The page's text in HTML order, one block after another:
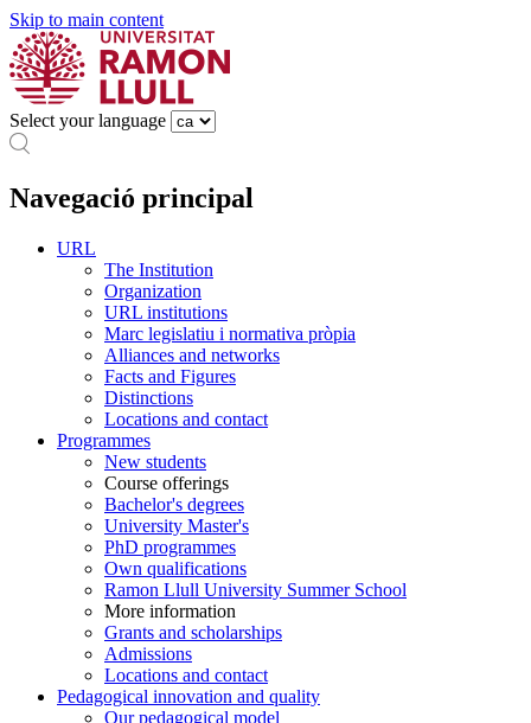
Skip to main content
Select your language
Navegació principal
URL
The Institution
Organization
URL institutions
Marc legislatiu i normativa pròpia
Alliances and networks
Facts and Figures
Distinctions
Locations and contact
Programmes
New students
Course offerings
Bachelor's degrees
University Master's
PhD programmes
Own qualifications
Ramon Llull University Summer School
More information
Grants and scholarships
Admissions
Locations and contact
Pedagogical innovation and quality
Our pedagogical model